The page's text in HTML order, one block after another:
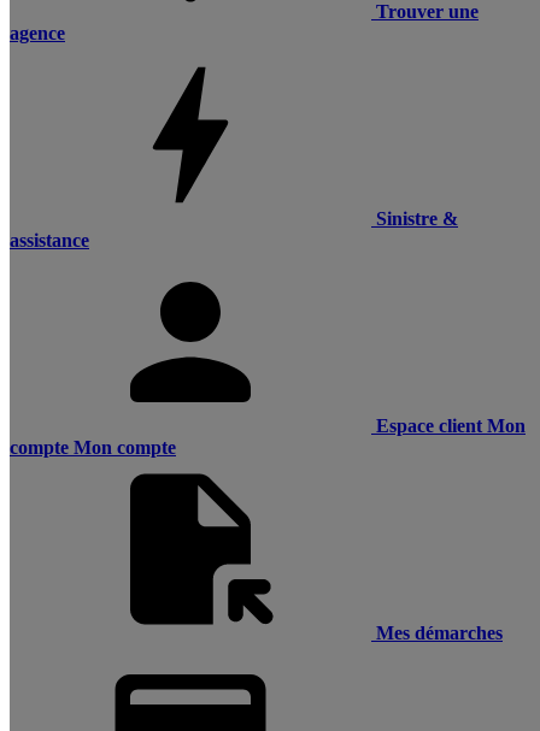
Trouver une
agence
Sinistre &
assistance
Espace client Mon
compte Mon compte
Mes démarches